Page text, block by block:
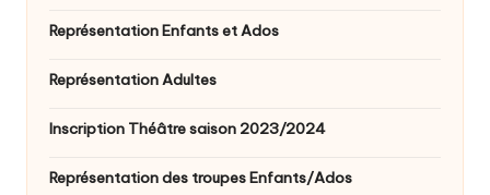
Représentation Enfants et Ados
Représentation Adultes
Inscription Théâtre saison 2023/2024
Représentation des troupes Enfants/Ados